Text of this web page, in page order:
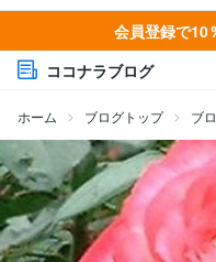
会員登録で10
ココナラブログ
ホーム ブログトップ ブ